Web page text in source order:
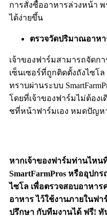
การสั่งซื้ออาหารล่วงหน้า
ได้ง่ายขึ้น
ตรวจวัดปริมาณอาหา
เจ้าของฟาร์มสามารถจัดก
เซ็นเซอร์ที่ถูกติดตั้งถังไซโ
ทราบผ่านระบบ
โดยที่เจ้าของฟาร์มไม่ต้อง
ชที่หน้าฟาร์มเอง หมดปัญห
หากเจ้าของฟาร์มท่านไหน
SmartFarmPros หรืออุปก
ไซโล เพื่อตรวจสอบอาหาร
อาหาร ไว้ใช้งานภายในฟ
ปรึกษา กับทีมงานได้ ฟรี! ทั